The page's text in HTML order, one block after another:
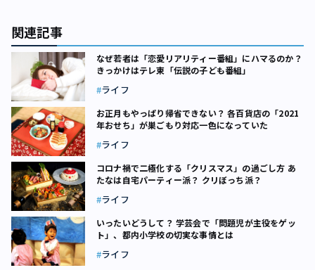
関連記事
なぜ若者は「恋愛リアリティー番組」にハマるのか？
きっかけはテレ東「伝説の子ども番組」
ライフ
お正月もやっぱり帰省できない？ 各百貨店の「2021
年おせち」が巣ごもり対応一色になっていた
ライフ
コロナ禍で二極化する「クリスマス」の過ごし方 あ
たなは自宅パーティー派？ クリぼっち派？
ライフ
いったいどうして？ 学芸会で「問題児が主役をゲッ
ト」、都内小学校の切実な事情とは
ライフ